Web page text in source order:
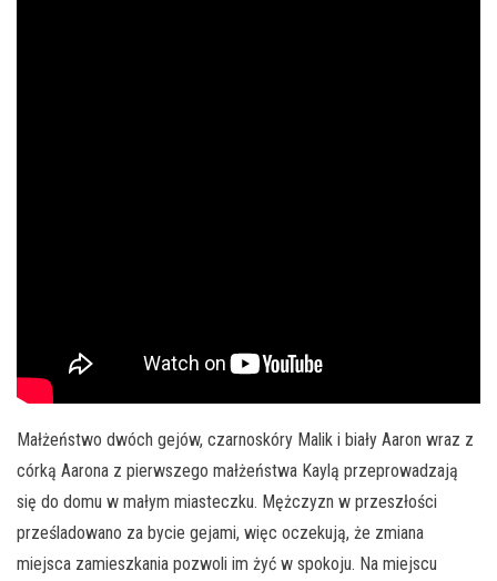
Małżeństwo dwóch gejów, czarnoskóry Malik i biały Aaron wraz z
córką Aarona z pierwszego małżeństwa Kaylą przeprowadzają
się do domu w małym miasteczku. Mężczyzn w przeszłości
prześladowano za bycie gejami, więc oczekują, że zmiana
miejsca zamieszkania pozwoli im żyć w spokoju. Na miejscu